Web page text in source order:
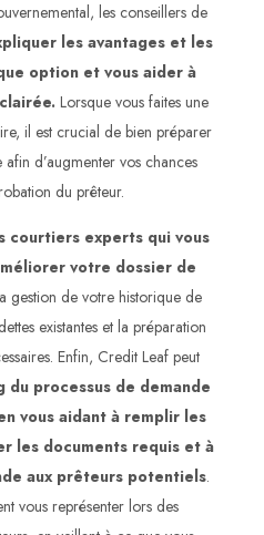
les conseillers de
les avantages et les
option et vous aider à
Lorsque vous faites une
il est crucial de bien préparer
d’augmenter vos chances
du prêteur.
courtiers experts qui vous
votre dossier de
gestion de votre historique de
existantes et la préparation
Enfin, Credit Leaf peut
processus de demande
vous aidant à remplir les
les documents requis et à
aux prêteurs potentiels.
vous représenter lors des